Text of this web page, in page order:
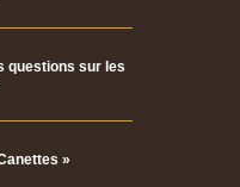
questions sur les
»